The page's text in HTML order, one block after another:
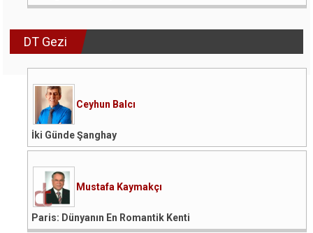
DT Gezi
Ceyhun Balcı
İki Günde Şanghay
Mustafa Kaymakçı
Paris: Dünyanın En Romantik Kenti